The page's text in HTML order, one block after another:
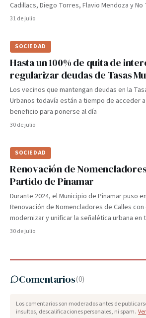
Cadillacs, Diego Torres, Flavio Mendoza y No
31 de julio
SOCIEDAD
Hasta un 100% de quita de
regularizar deudas de Tasas
Los vecinos que mantengan deudas en la
Urbanos todavía están a tiempo de acceder
beneficio para ponerse al día
30 de julio
SOCIEDAD
Renovación de
Partido de Pinamar
Durante 2024, el Municipio de Pinamar puso
Renovación de Nomencladores de Calles
modernizar y unificar la señalética urbana en
30 de julio
Comentarios(0)
Los comentarios son moderados antes de
insultos, descalificaciones personales, ni spam.